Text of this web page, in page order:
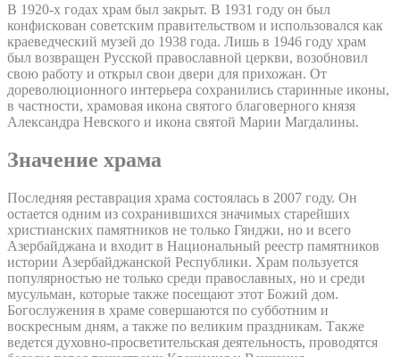
В 1920-х годах храм был закрыт. В 1931 году он был
конфискован советским правительством и использовался как
краеведческий музей до 1938 года. Лишь в 1946 году храм
был возвращен Русской православной церкви, возобновил
свою работу и открыл свои двери для прихожан. От
дореволюционного интерьера сохранились старинные иконы,
в частности, храмовая икона святого благоверного князя
Александра Невского и икона святой Марии Магдалины.
Значение храма
Последняя реставрация храма состоялась в 2007 году. Он
остается одним из сохранившихся значимых старейших
христианских памятников не только Гянджи, но и всего
Азербайджана и входит в Национальный реестр памятников
истории Азербайджанской Республики. Храм пользуется
популярностью не только среди православных, но и среди
мусульман, которые также посещают этот Божий дом.
Богослужения в храме совершаются по субботним и
воскресным дням, а также по великим праздникам. Также
ведется духовно-просветительская деятельность, проводятся